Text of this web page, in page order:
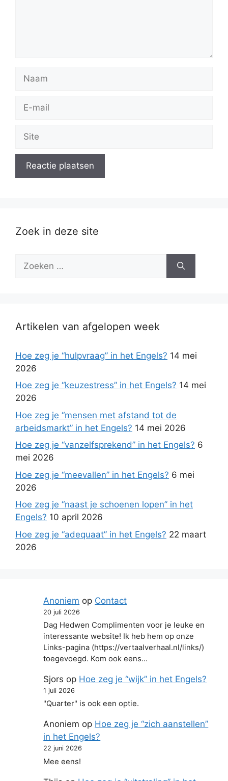
mail
Zoek in deze site
naar:
Artikelen van afgelopen week
Hoe zeg je “hulpvraag” in het Engels? 14 mei
2026
Hoe zeg je “keuzestress” in het Engels? 14 mei
2026
Hoe zeg je “mensen met afstand tot de
arbeidsmarkt” in het Engels? 14 mei 2026
Hoe zeg je “vanzelfsprekend” in het Engels? 6
mei 2026
Hoe zeg je “meevallen” in het Engels? 6 mei
2026
Hoe zeg je “naast je schoenen lopen” in het
Engels? 10 april 2026
Hoe zeg je “adequaat” in het Engels? 22 maart
2026
Anoniem op Contact
20 juli 2026
Dag Hedwen Complimenten voor je leuke en
interessante website! Ik heb hem op onze
Links-pagina (https://vertaalverhaal.nl/links/)
toegevoegd. Kom ook eens…
Sjors op Hoe zeg je “wijk” in het Engels?
1 juli 2026
"Quarter" is ook een optie.
Anoniem op Hoe zeg je “zich aanstellen”
in het Engels?
22 juni 2026
Mee eens!